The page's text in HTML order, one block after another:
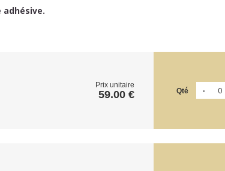
adhésive.
Prix unitaire
59.00 € Qté